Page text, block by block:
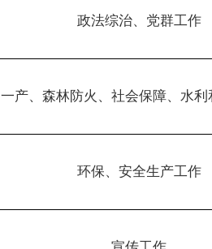
政法综治、党群工作
一产、森林防火、社会保障、水利
环保、安全生产工作